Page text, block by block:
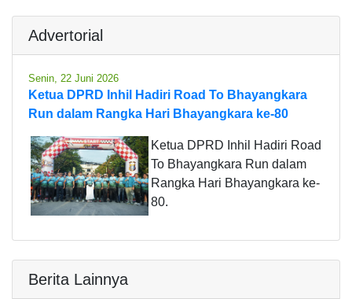
Advertorial
Senin, 22 Juni 2026
Ketua DPRD Inhil Hadiri Road To Bhayangkara
Run dalam Rangka Hari Bhayangkara ke-80
Ketua DPRD Inhil Hadiri Road
To Bhayangkara Run dalam
Rangka Hari Bhayangkara ke-
80.
Berita Lainnya